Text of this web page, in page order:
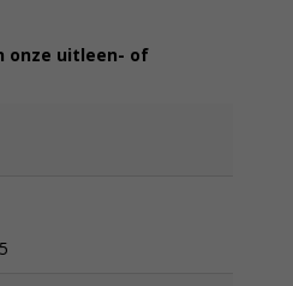
onze uitleen- of